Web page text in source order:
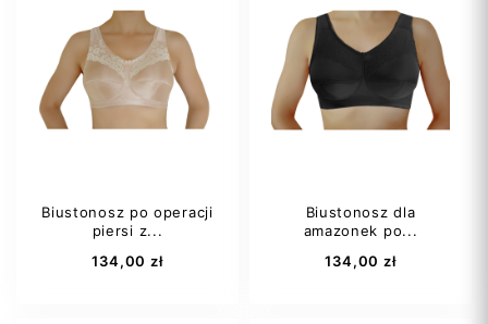
75A
75B
75C
75D
80B
+18
Dodaj do koszyka
75B
75C
75D
80AA
+16
Dodaj do koszyka
Biustonosz po operacji
piersi z...
134,00 zł
Biustonosz dla
amazonek po...
134,00 zł